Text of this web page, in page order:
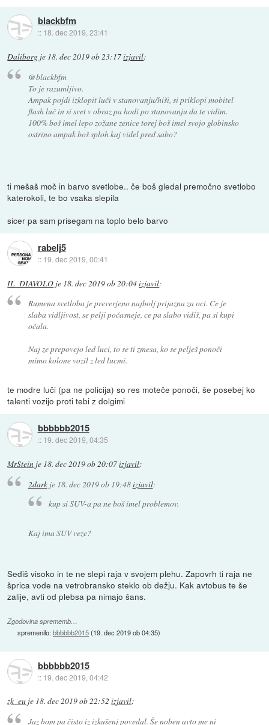
blackbfm
:: 18. dec 2019, 23:41
Daliborg je 18. dec 2019 ob 23:17izjavil:
@blackbfm
To je razumljivo.
Ampak pojdi izklopit luči v stanovanju/hiši, si priklopi mobitel
flash luč in si svet v obraz pa hodi po stanovanju da te vidim.
100% boš imel lepo zožane zenice torej boš imel svojo globinsko
ostrino ampak boš sploh kaj videl pred sabo?
ti mešaš moč in barvo svetlobe.. če boš gledal premočno svetlobo
katerokoli, te bo vsaka slepila
sicer pa sam prisegam na toplo belo barvo
rabelj5
:: 19. dec 2019, 00:41
IL_DIAVOLO je 18. dec 2019 ob 20:04izjavil:
Rumena svetloba je preverjeno najbolj prijazna za oci. Ce je
slaba vidljivost, se pelji počasneje, ce pa slabo vidiš, pa si kupi
očala.
Naj ze prepovejo led luci, to se ti zmesa, ko se pelješ ponoči
mimo kolone vozil z led lucmi.
te modre luči (pa ne policija) so res moteče ponoči, še posebej ko
talenti vozijo proti tebi z dolgimi
bbbbbb2015
:: 19. dec 2019, 04:35
MrStein je 18. dec 2019 ob 20:07izjavil:
2darkje 18. dec 2019 ob 19:48izjavil:
kup si SUV-a pa ne boš imel problemov.
Kaj ima SUV veze?
Sediš visoko in te ne slepi raja v svojem plehu. Zapovrh ti raja ne
šprica vode na vetrobransko steklo ob dežju. Kak avtobus te še
zalije, avti od plebsa pa nimajo šans.
Zgodovina sprememb…
spremenilo:bbbbbb2015(19. dec 2019 ob 04:35)
bbbbbb2015
:: 19. dec 2019, 04:42
zk_eu je 18. dec 2019 ob 22:52 izjavil:
Jaz bom pa čisto iz izkušenj povedal. Še noben avto me ni